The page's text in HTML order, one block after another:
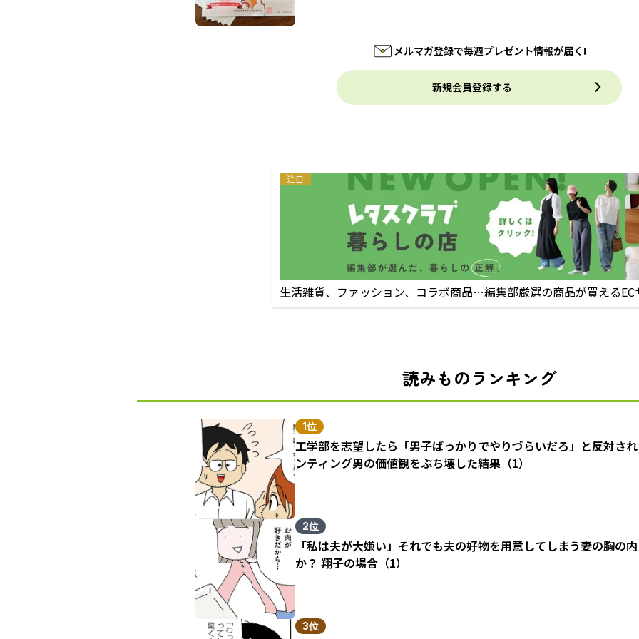
メルマガ登録で毎週プレゼント情報が届く!
新規会員登録する
注目
生活雑貨、ファッション、コラボ商品…編集部厳選の商品が買えるEC
読みものランキング
1位
工学部を志望したら「男子ばっかりでやりづらいだろ」と反対さ
ンティング男の価値観をぶち壊した結果（1）
2位
「私は夫が大嫌い」それでも夫の好物を用意してしまう妻の胸の
か？ 翔子の場合（1）
3位